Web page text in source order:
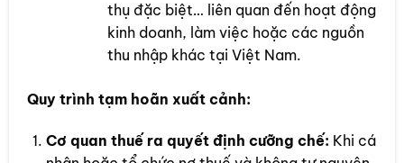
thụ đặc biệt… liên quan đến hoạt động
kinh doanh, làm việc hoặc các nguồn
thu nhập khác tại Việt Nam.
Quy trình tạm hoãn xuất cảnh:
Cơ quan thuế ra quyết định cưỡng chế: Khi cá